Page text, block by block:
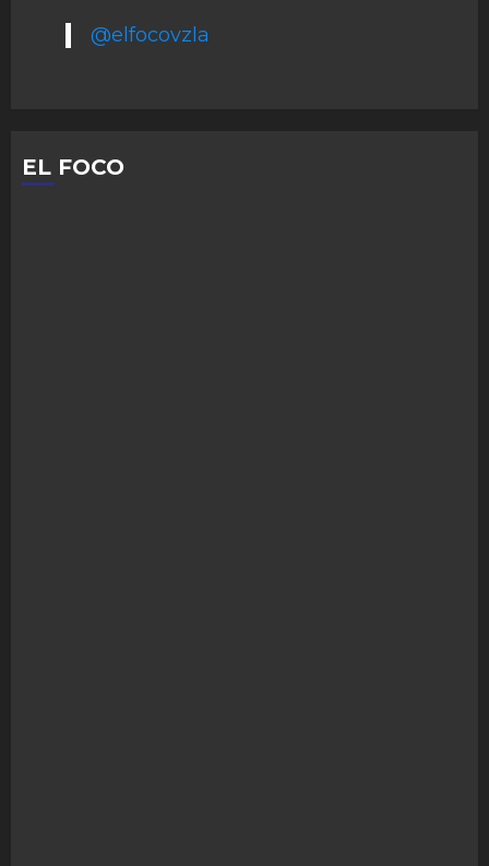
@elfocovzla
EL FOCO